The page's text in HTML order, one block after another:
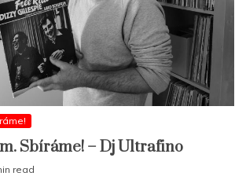
Sbíráme! – Dj Ultrafino
read